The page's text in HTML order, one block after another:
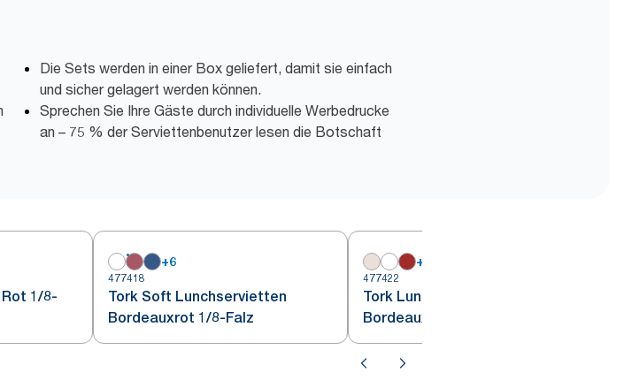
Die Sets werden in einer Box geliefert, damit sie einfach
und sicher gelagert werden können.
Sprechen Sie Ihre Gäste durch individuelle Werbedrucke
an – 75 % der Serviettenbenutzer lesen die Botschaft
1/8-
+6
477418
Tork Soft Lunchservietten
Bordeauxrot 1/8-Falz
+
477422
Tork Lunchservietten
Bordeauxrot 1/8-Falz